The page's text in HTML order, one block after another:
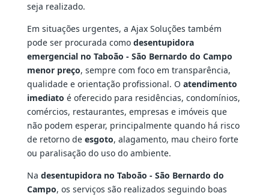
seja realizado.
Em situações urgentes, a Ajax Soluções também
pode ser procurada como desentupidora
emergencial no Taboão - São Bernardo do Campo
menor preço, sempre com foco em transparência,
qualidade e orientação profissional. O atendimento
imediato é oferecido para residências, condomínios,
comércios, restaurantes, empresas e imóveis que
não podem esperar, principalmente quando há risco
de retorno de esgoto, alagamento, mau cheiro forte
ou paralisação do uso do ambiente.
Na desentupidora no Taboão - São Bernardo do
Campo, os serviços são realizados seguindo boas